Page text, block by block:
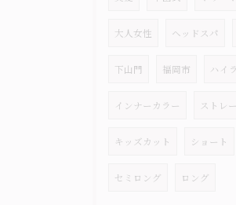
大人女性 ヘッドスパ
下山門 福岡市 ハイ
インナーカラー ストレ
キッズカット ショート
セミロング ロング